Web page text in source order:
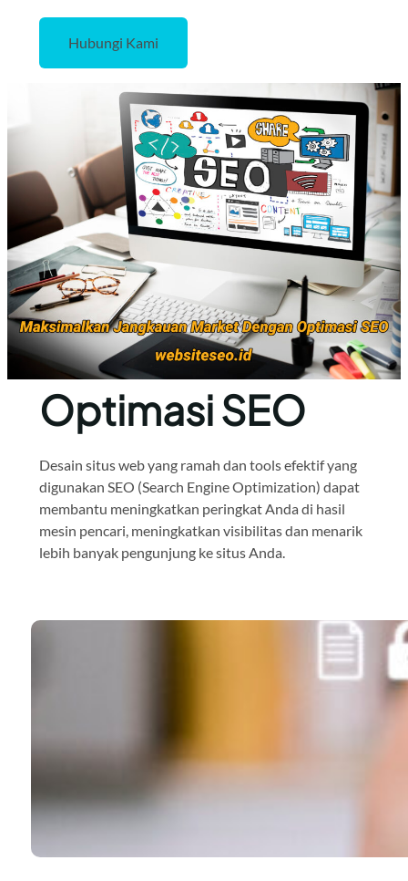
Hubungi Kami
Optimasi SEO
Desain situs web yang ramah dan tools efektif yang
digunakan SEO (Search Engine Optimization) dapat
membantu meningkatkan peringkat Anda di hasil
mesin pencari, meningkatkan visibilitas dan menarik
lebih banyak pengunjung ke situs Anda.